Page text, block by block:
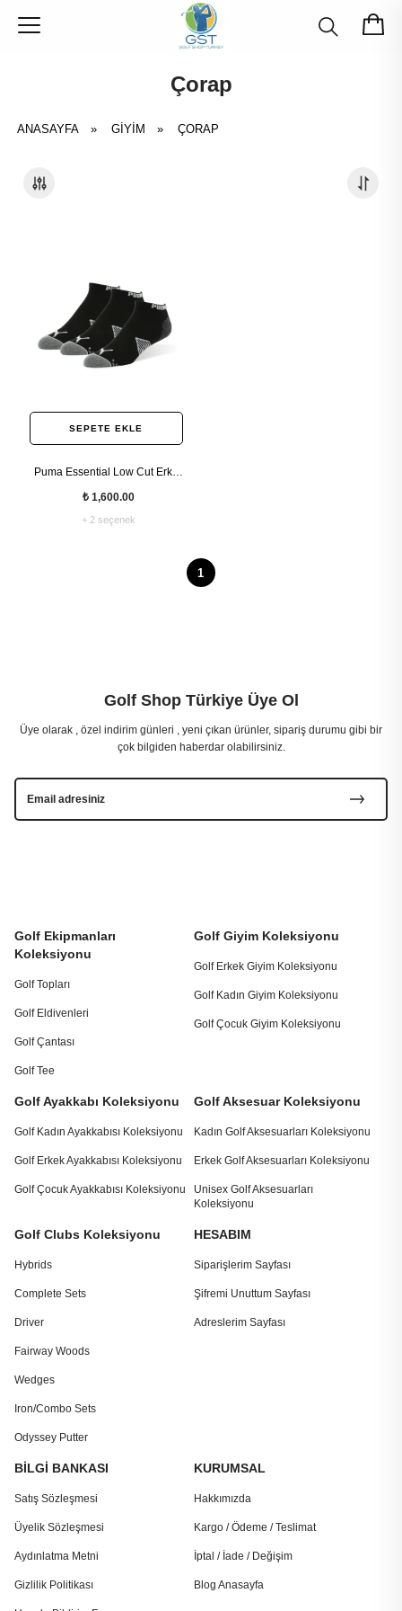
Çorap
ANASAYFA » GIYIM » ÇORAP
SEPETE EKLE
Puma Essential Low Cut Erkek
₺ 1,600.00
+ 2 seçenek
1
Golf Ekipmanları
Koleksiyonu
Golf Topları
Golf Eldivenleri
Golf Çantası
Golf Tee
Golf Giyim Koleksiyonu
Golf Erkek Giyim Koleksiyonu
Golf Kadın Giyim Koleksiyonu
Golf Çocuk Giyim Koleksiyonu
Golf Ayakkabı Koleksiyonu
Golf Kadın Ayakkabısı Koleksiyonu
Golf Erkek Ayakkabısı Koleksiyonu
Golf Çocuk Ayakkabısı Koleksiyonu
Golf Aksesuar Koleksiyonu
Kadın Golf Aksesuarları Koleksiyonu
Erkek Golf Aksesuarları Koleksiyonu
Unisex Golf Aksesuarları
Koleksiyonu
Golf Clubs Koleksiyonu
Hybrids
Complete Sets
Driver
Fairway Woods
Wedges
Iron/Combo Sets
Odyssey Putter
HESABIM
Siparişlerim Sayfası
Şifremi Unuttum Sayfası
Adreslerim Sayfası
BİLGİ BANKASI
Satış Sözleşmesi
Üyelik Sözleşmesi
Aydınlatma Metni
Gizlilik Politikası
KURUMSAL
Hakkımızda
Kargo / Ödeme / Teslimat
İptal / İade / Değişim
Blog Anasayfa
Golf Shop Türkiye Üye Ol
Üye olarak , özel indirim günleri , yeni çıkan ürünler, sipariş durumu gibi bir
çok bilgiden haberdar olabilirsiniz.